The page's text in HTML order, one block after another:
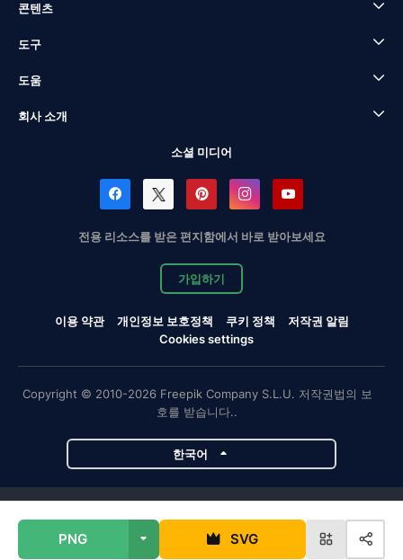
PNG SVG
콘텐츠
도구
도움
회사 소개
소셜 미디어
전용 리소스를 받은 편지함에서 바로 받아보세요
가입하기
이용 약관 개인정보 보호정책 쿠키 정책
저작권 알림
Cookies settings
Copyright © 2010-2026 Freepik Company S.L.U. 저작권법의 보
호를 받습니다..
한국어